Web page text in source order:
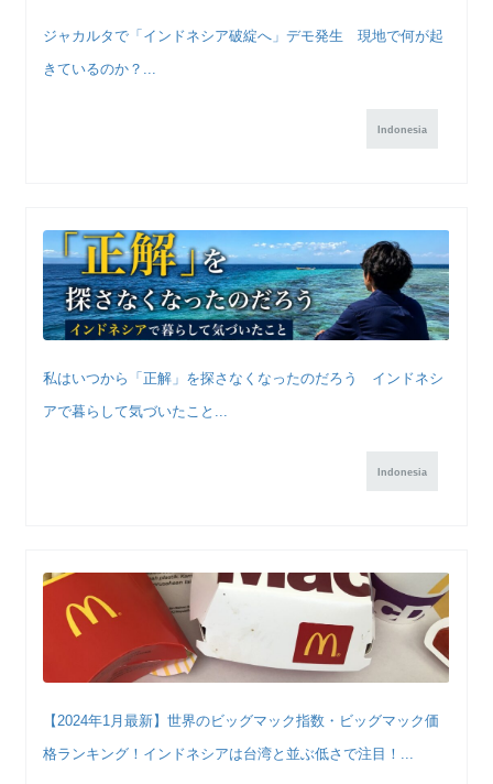
ジャカルタで「インドネシア破綻へ」デモ発生 現地で何が起
きているのか？...
Indonesia
私はいつから「正解」を探さなくなったのだろう インドネシ
アで暮らして気づいたこと...
Indonesia
【2024年1月最新】世界のビッグマック指数・ビッグマック価
格ランキング！インドネシアは台湾と並ぶ低さで注目！...